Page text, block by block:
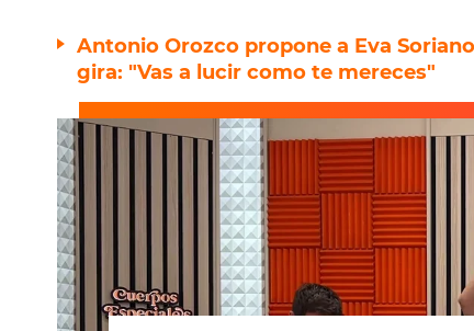
Antonio Orozco propone a Eva
gira: "Vas a lucir como te mereces"